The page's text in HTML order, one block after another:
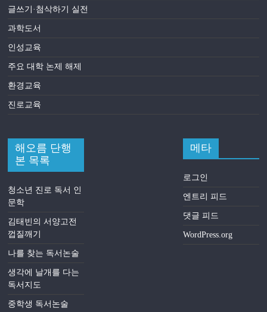
글쓰기·첨삭하기 실전
과학도서
인성교육
주요 대학 논제 해제
환경교육
진로교육
해오름 단행
본 목록
청소년 진로 독서 인
문학
김태빈의 서양고전
껍질깨기
나를 찾는 독서논술
생각에 날개를 다는
독서지도
중학생 독서논술
메타
로그인
엔트리 피드
댓글 피드
WordPress.org